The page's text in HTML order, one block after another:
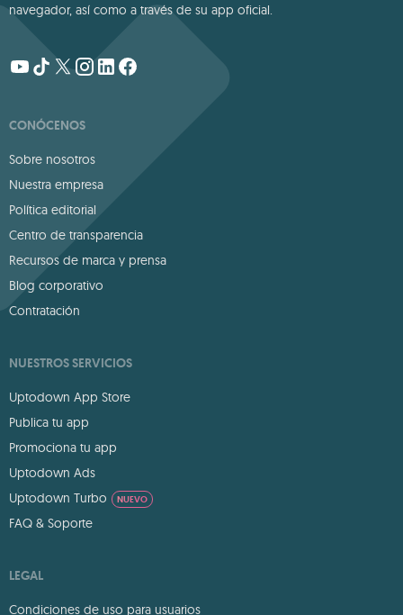
navegador, así como a través de su app oficial.
CONÓCENOS
Sobre nosotros
Nuestra empresa
Política editorial
Centro de transparencia
Recursos de marca y prensa
Blog corporativo
Contratación
NUESTROS SERVICIOS
Uptodown App Store
Publica tu app
Promociona tu app
Uptodown Ads
Uptodown Turbo
NUEVO
FAQ & Soporte
LEGAL
Condiciones de uso para usuarios